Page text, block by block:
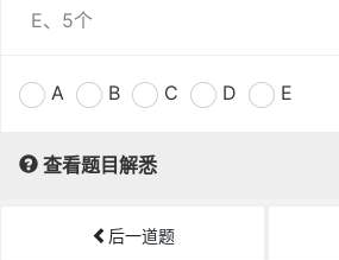
E、5个
A B C D E
查看题目解悉
后一道题